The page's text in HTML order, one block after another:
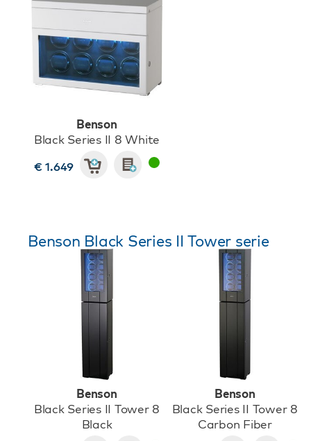
Benson
Black Series II 8 White
€ 1.649
Benson Black Series II Tower serie
Benson
Black Series II Tower 8
Black
Benson
Black Series II Tower 8
Carbon Fiber